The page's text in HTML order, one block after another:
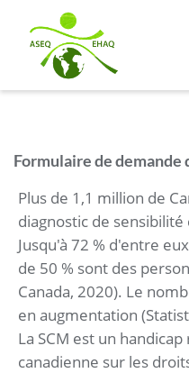
Formulaire de
Plus de 1,1 million de
diagnostic de
Jusqu'à 72 % d'entre
de 50 % sont des
Canada, 2020). Le
en augmentation
La SCM est un
canadienne sur les